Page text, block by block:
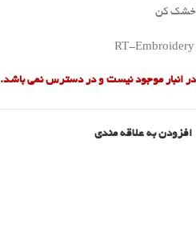
خشک کن
RT-Embroidery
انبار موجود نیست و در دسترس نمی باشد.
افزودن به علاقه مندی